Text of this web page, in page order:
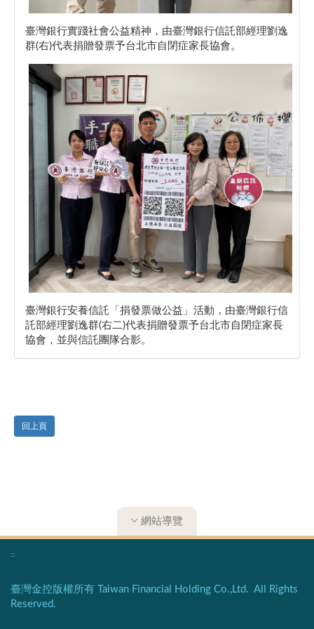
臺灣銀行實踐社會公益精神，由臺灣銀行信託部經理劉逸
群(右)代表捐贈發票予台北市自閉症家長協會。
臺灣銀行安養信託「捐發票做公益」活動，由臺灣銀行信
託部經理劉逸群(右二)代表捐贈發票予台北市自閉症家長
協會，並與信託團隊合影。
回上頁
網站導覽
:::
臺灣金控版權所有 Taiwan Financial Holding Co.,Ltd. All Rights
Reserved.